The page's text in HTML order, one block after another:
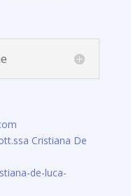
Cristiana De
de-luca-